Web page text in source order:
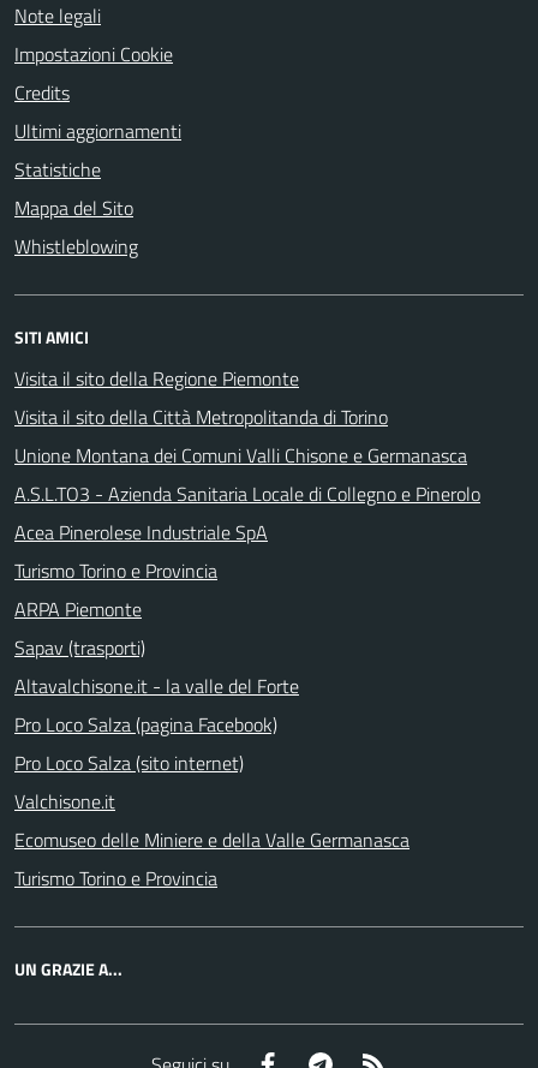
Note legali
Impostazioni Cookie
Credits
Ultimi aggiornamenti
Statistiche
Mappa del Sito
Whistleblowing
SITI AMICI
Visita il sito della Regione Piemonte
Visita il sito della Città Metropolitanda di Torino
Unione Montana dei Comuni Valli Chisone e Germanasca
A.S.L.TO3 - Azienda Sanitaria Locale di Collegno e Pinerolo
Acea Pinerolese Industriale SpA
Turismo Torino e Provincia
ARPA Piemonte
Sapav (trasporti)
Altavalchisone.it - la valle del Forte
Pro Loco Salza (pagina Facebook)
Pro Loco Salza (sito internet)
Valchisone.it
Ecomuseo delle Miniere e della Valle Germanasca
Turismo Torino e Provincia
UN GRAZIE A...